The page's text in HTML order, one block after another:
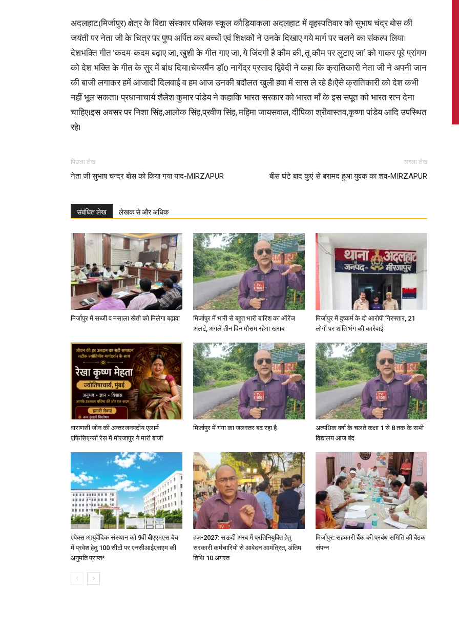
News,
in
Hindi,
Today
Hindi
News
अदलहाट(मिर्जापुर) क्षेत्र के विद्या संस्कार पब्लिक स्कूल कौड़ियाकला अदलहाट में वृहस्पतिवार को सुभाष चंद्र बोस की
जयंती पर नेता जी के चित्र पर पुष्प अर्पित कर बच्चों एवं शिक्षकों ने उनके दिखाए गये मार्ग पर चलने का संकल्प लिया।
देशभक्ति गीत ‘कदम-कदम बढ़ाए जा, खुशी के गीत गाए जा, ये जिंदगी है कौम की, तू कौम पर लुटाए जा’ को गाकर पूरे प्रांगण
को देश भक्ति के गीत के सुर में बांध दिया।चेयरमैंन डॉ0 नागेंद्र प्रसाद द्विवेदी ने कहा कि क्रातिकारी नेता जी ने अपनी जान
की बाजी लगाकर हमें आजादी दिलवाई व हम आज उनकी बदौलत खुली हवा में सास ले रहे है।ऐसे क्रातिकारी को देश कभी
नहीं भूल सकता। प्रधानाचार्य शैलेश कुमार पांडेय ने कहाकि भारत सरकार को भारत माँ के इस सपूत को भारत रत्न देना
चाहिए।इस अवसर पर निशा सिंह,आलोक सिंह,प्रवीण सिंह, महिमा जायसवाल, दीपिका श्रीवास्तव,कृष्णा पांडेय आदि उपस्थित
रहे।
पिछला लेख
नेता जी सुभाष चन्द्र बोस को किया गया याद-MIRZAPUR
अगला लेख
बीस घंटे बाद कुएं से बरामद हुआ युवक का शव-MIRZAPUR
संबंधित लेख लेखक से और अधिक
मिर्जापुर में सब्जी व मसाला खेती को मिलेगा बढ़ावा
मिर्जापुर में भारी से बहुत भारी बारिश का ऑरेंज
अलर्ट, अगले तीन दिन मौसम रहेगा खराब
मिर्जापुर में दुष्कर्म के दो आरोपी गिरफ्तार, 21
लोगों पर शांति भंग की कार्रवाई
वाराणसी जोन की अन्तरजनपदीय एलार्म
एफिसिएन्सी रेस में मीरजापुर ने मारी बाजी
मिर्जापुर में गंगा का जलस्तर बढ़ रहा है
अत्यधिक वर्षा के चलते कक्षा 1 से 8 तक के सभी
विद्यालय आज बंद
एपेक्स आयुर्वेदिक संस्थान को 9वीं बीएएमएस बैच
में प्रवेश हेतु 100 सीटों पर एनसीआईएसएम की
अनुमति प्राप्त*
हज-2027: सऊदी अरब में प्रतिनियुक्ति हेतु
सरकारी कर्मचारियों से आवेदन आमंत्रित, अंतिम
तिथि 10 अगस्त
मिर्जापुर: सहकारी बैंक की प्रबंध समिति की बैठक
संपन्न